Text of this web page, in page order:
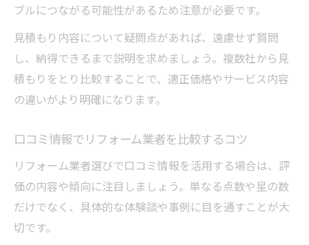
ブルにつながる可能性があるため注意が必要です。
見積もり内容について疑問点があれば、遠慮せず質問
し、納得できるまで説明を求めましょう。複数社から見
積もりをとり比較することで、適正価格やサービス内容
の違いがより明確になります。
口コミ情報でリフォーム業者を比較するコツ
リフォーム業者選びで口コミ情報を活用する場合は、評
価の内容や傾向に注目しましょう。単なる点数や星の数
だけでなく、具体的な体験談や事例に目を通すことが大
切です。